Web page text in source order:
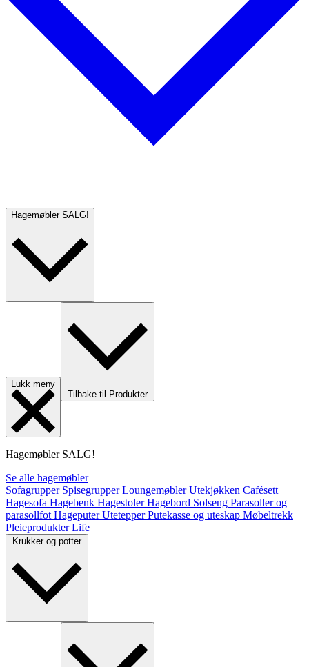
Hagemøbler SALG!
Lukk meny
Tilbake til Produkter
Hagemøbler SALG!
Se alle hagemøbler
Sofagrupper SpisegrupperLoungemøblerUtekjøkken Cafésett
Hagesofa Hagebenk HagestolerHagebord Solseng Parasoller og
parasollfot HageputerUtetepperPutekasse og uteskap Møbeltrekk
PleieprodukterLife
Krukker og potter